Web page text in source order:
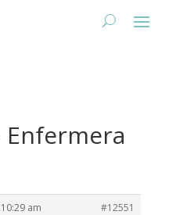
Enfermera
am
#12551